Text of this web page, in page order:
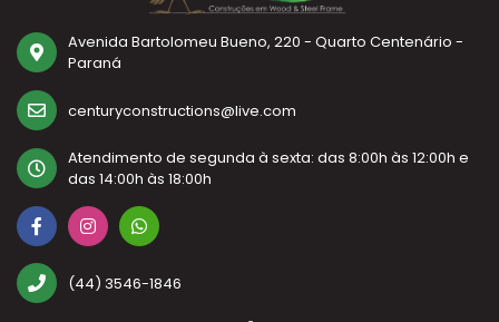
Avenida Bartolomeu Bueno, 220 - Quarto Centenário -
Paraná
centuryconstructions@live.com
Atendimento de segunda à sexta: das 8:00h às 12:00h e
das 14:00h às 18:00h
(44) 3546-1846